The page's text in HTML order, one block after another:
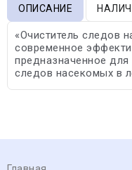
ОПИСАНИЕ
«Очиститель следов
современное
предназначенное
следов насекомых в